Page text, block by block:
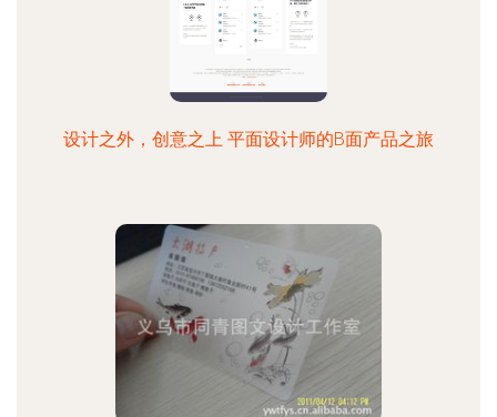
设计之外，创意之上 平面设计师的B面产品之旅